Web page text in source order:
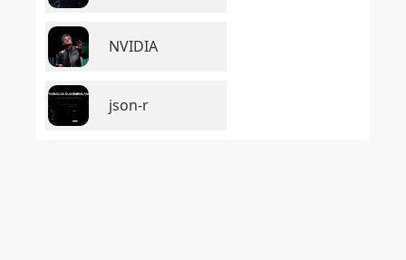
NVIDIA
json-r